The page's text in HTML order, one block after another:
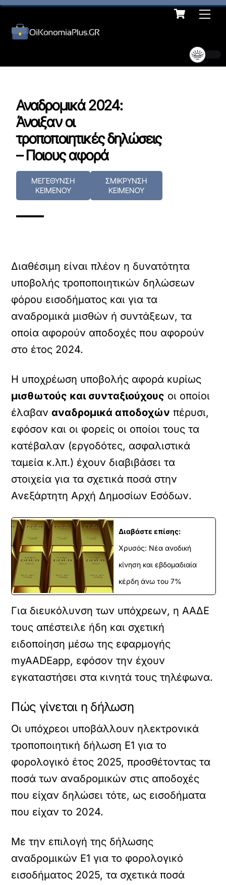
Skip
content
Cart
Αναδρομικά 2024:
Άνοιξαν οι
τροποποιητικές δηλώσεις
– Ποιους αφορά
ΜΕΓΕΘΥΝΣΗ
ΚΕΙΜΕΝΟΥ
ΣΜΙΚΡΥΝΣΗ
ΚΕΙΜΕΝΟΥ
Διαθέσιμη είναι πλέον η δυνατότητα
υποβολής τροποποιητικών δηλώσεων
φόρου εισοδήματος και για τα
αναδρομικά μισθών ή συντάξεων, τα
οποία αφορούν αποδοχές που αφορούν
στο έτος 2024.
Η υποχρέωση υποβολής αφορά κυρίως
μισθωτούς και συνταξιούχους οι οποίοι
έλαβαναναδρομικά αποδοχών πέρυσι,
εφόσον και οι φορείς οι οποίοι τους τα
κατέβαλαν (εργοδότες, ασφαλιστικά
ταμεία κ.λπ.) έχουν διαβιβάσει τα
στοιχεία για τα σχετικά ποσά στην
Ανεξάρτητη Αρχή Δημοσίων Εσόδων.
Διαβάστε επίσης:
Χρυσός: Νέα ανοδική
κίνηση και εβδομαδιαία
κέρδη άνω του 7%
Για διευκόλυνση των υπόχρεων, η ΑΑΔΕ
τους απέστειλε ήδη και σχετική
ειδοποίηση μέσω της εφαρμογής
myAADEapp, εφόσον την έχουν
εγκαταστήσει στα κινητά τους τηλέφωνα.
Πώς γίνεται η δήλωση
Οι υπόχρεοι υποβάλλουν ηλεκτρονικά
τροποποιητική δήλωση Ε1 για το
φορολογικό έτος 2025, προσθέτοντας τα
ποσά των αναδρομικών στις αποδοχές
που είχαν δηλώσει τότε, ως εισοδήματα
που είχαν το 2024.
Με την επιλογή της δήλωσης
αναδρομικών Ε1 για το φορολογικό
εισοδήματος 2025, τα σχετικά ποσά